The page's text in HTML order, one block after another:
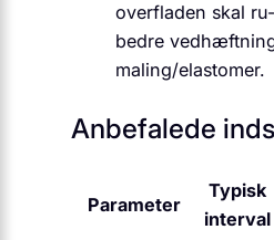
overfladen skal
bedre
maling/elastomer.
Anbefalede
Parameter
Typisk
interval